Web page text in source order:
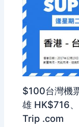
$100台灣機
雄 HK$716
Trip .com